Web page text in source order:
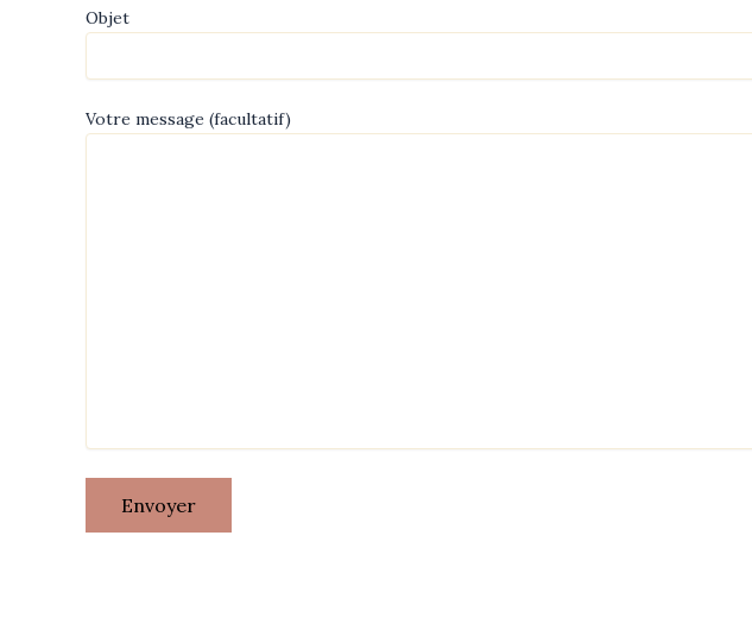
Objet
Votre message (facultatif)